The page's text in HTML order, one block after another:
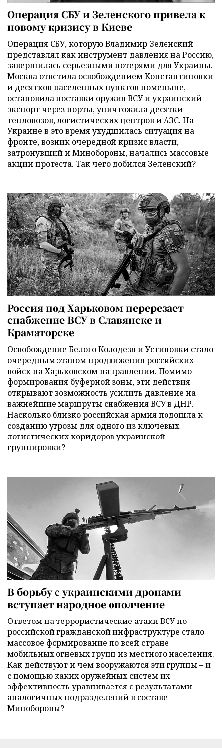
Операция СБУ и Зеленского привела к
новому кризису в Киеве
Операция СБУ, которую Владимир Зеленский
представлял как инструмент давления на Россию,
завершилась серьезными потерями для Украины.
Москва ответила освобождением Константиновки
и десятков населенных пунктов поменьше,
остановила поставки оружия ВСУ и украинский
экспорт через порты, уничтожила десятки
тепловозов, логистических центров и АЗС. На
Украине в это время ухудшилась ситуация на
фронте, возник очередной кризис власти,
затронувший и Минобороны, начались массовые
акции протеста. Так чего добился Зеленский?
Россия под Харьковом перерезает
снабжение ВСУ в Славянске и
Краматорске
Освобождение Белого Колодезя и Устиновки стало
очередным этапом продвижения российских
войск на Харьковском направлении. Помимо
формирования буферной зоны, эти действия
открывают возможность усилить давление на
важнейшие маршруты снабжения ВСУ в ДНР.
Насколько близко российская армия подошла к
созданию угрозы для одного из ключевых
логистических коридоров украинской
группировки?
В борьбу с украинскими дронами
вступает народное ополчение
Ответом на террористические атаки ВСУ по
российской гражданской инфраструктуре стало
массовое формирование по всей стране
мобильных огневых групп из местного населения.
Как действуют и чем вооружаются эти группы – и
с помощью каких оружейных систем их
эффективность уравнивается с результатами
аналогичных подразделений в составе
Минобороны?